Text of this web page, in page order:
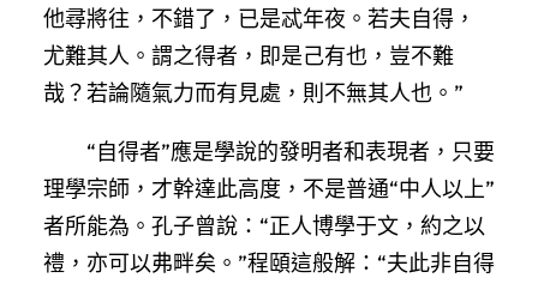
他尋將往，不錯了，已是忒年夜。若夫自得，
尤難其人。謂之得者，即是己有也，豈不難
哉？若論隨氣力而有見處，則不無其人也。”
“自得者”應是學說的發明者和表現者，只要
理學宗師，才幹達此高度，不是普通“中人以上”
者所能為。孔子曾說：“正人博學于文，約之以
禮，亦可以弗畔矣。”程頤這般解：“夫此非自得